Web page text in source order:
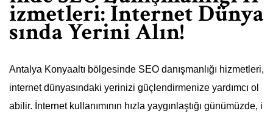
izmetleri: İnternet Dünya
sında Yerini Alın!
Antalya Konyaaltı bölgesinde SEO danışmanlığı hizmetleri,
internet dünyasındaki yerinizi güçlendirmenize yardımcı ol
abilir. İnternet kullanımının hızla yaygınlaştığı günümüzde, i